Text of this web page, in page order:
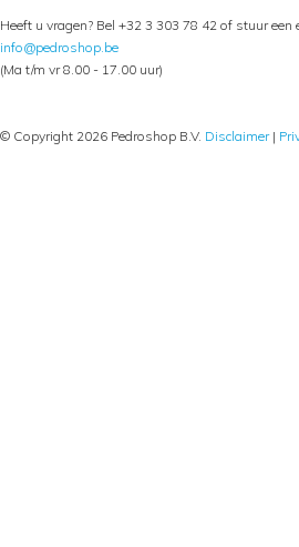
Heeft u vragen? Bel +32 3 303 78 42 of stuur een
info@pedroshop.be
(Ma t/m vr 8.00 - 17.00 uur)
© Copyright 2026 Pedroshop B.V. Disclaimer|